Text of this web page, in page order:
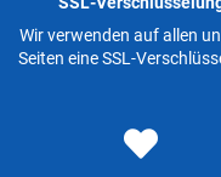
Wir verwenden auf allen
Seiten eine SSL-